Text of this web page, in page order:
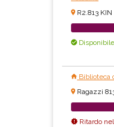
R2.813 KIN
Disponibile
Biblioteca
Ragazzi
Ritardo